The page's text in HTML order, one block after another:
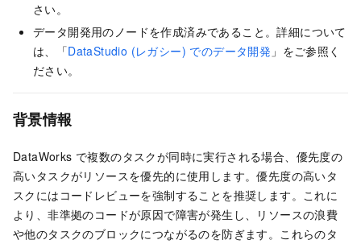
さい。
データ開発用のノードを作成済みであること。詳細について
は、「DataStudio (レガシー) でのデータ開発 」をご参照く
ださい。
背景情報
DataWorks で複数のタスクが同時に実行される場合、優先度の
高いタスクがリソースを優先的に使用します。優先度の高いタ
スクにはコードレビューを強制することを推奨します。これに
より、非準拠のコードが原因で障害が発生し、リソースの浪費
や他のタスクのブロックにつながるのを防ぎます。これらのタ